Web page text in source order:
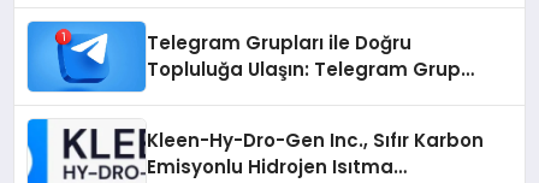
Telegram Grupları ile Doğru
Topluluğa Ulaşın: Telegram Grup
Kleen-Hy-Dro-Gen Inc., Sıfır Karbon
Emisyonlu Hidrojen Isıtma